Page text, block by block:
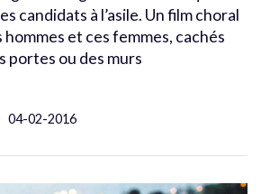
candidats à l’asile. Un film choral
et ces femmes, cachés
portes ou des murs
04-02-2016